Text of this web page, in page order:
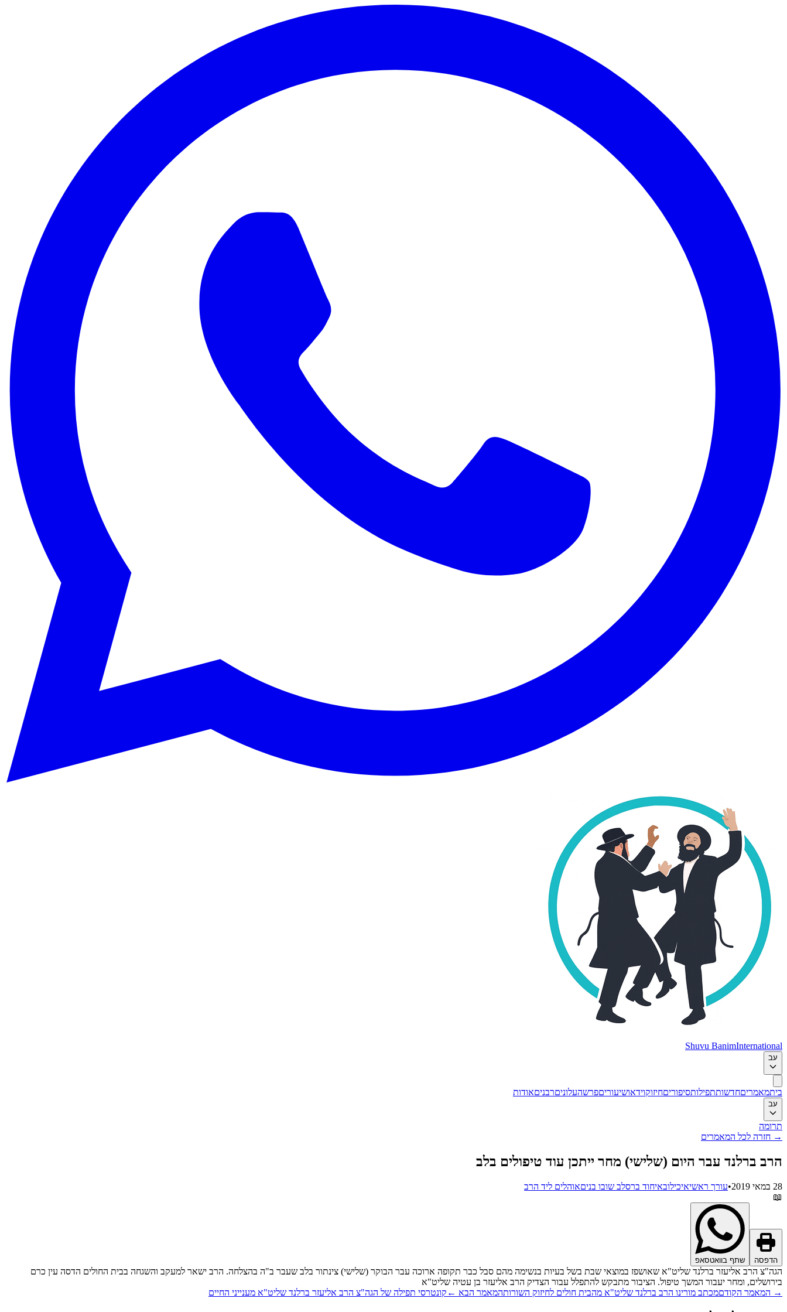
Shuvu BanimInternational
עב
ביתמאמריםחדשותתפילותסיפוריםחיזוקוידאושיעוריםפרשהעלוניםרבניםאודות
עב
תרומה
→ חזרה לכל המאמרים
הרב ברלנד עבר היום (שלישי) מחר ייתכן עוד טיפולים בלב
28 במאי 2019 •עורך ראשיאיכילובאיחוד ברסלב שובו בניםאוהלים ליד הרב
📖
הדפסה שתף בוואטסאפ
הגה"צ הרב אליעזר ברלנד שליט"א שאושפז במוצאי שבת בשל בעיות בנשימה מהם סבל כבר תקופה ארוכה עבר הבוקר (שלישי) צינתור בלב שעבר ב"ה בהצלחה. הרב ישאר למעקב והשגחה בבית החולים הדסה עין כרם
בירושלים, ומחר יעבור המשך טיפול. הציבור מתבקש להתפלל עבור הצדיק הרב אליעזר בן עטיה שליט"א
→ המאמר הקודםמכתב מורינו הרב ברלנד שליט"א מהבית חולים לחיזוק השורותהמאמר הבא ← קונטרסי תפילה של הגה"צ הרב אליעזר ברלנד שליט"א מענייני החיים